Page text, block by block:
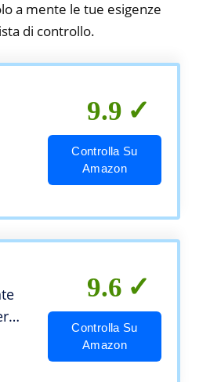
a mente le tue esigenze
di controllo.
9.9
Controlla Su
Amazon
9.6
Controlla Su
Amazon